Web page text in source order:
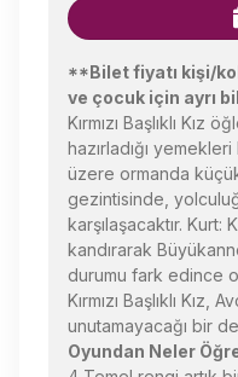
**Bilet fiyatı kişi/
ve çocuk için ayrı
Kırmızı Başlıklı Kız
hazırladığı
üzere ormanda
gezintisinde,
karşılaşacaktır. Kurt:
kandırarak
durumu fark edince
Kırmızı Başlıklı Kız,
unutamayacağı bir
Oyundan Neler